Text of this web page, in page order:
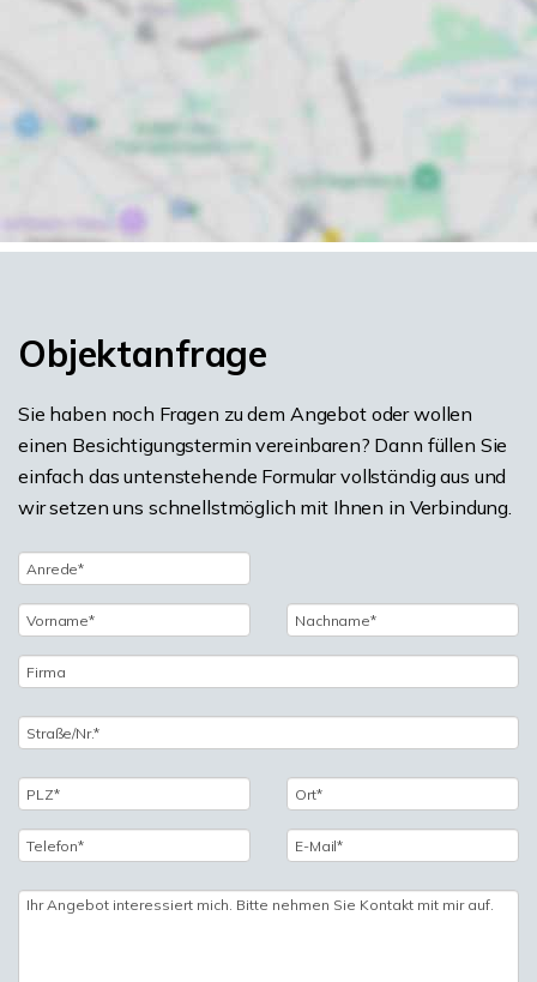
Objektanfrage
Sie haben noch Fragen zu dem Angebot oder wollen
einen Besichtigungstermin vereinbaren? Dann füllen Sie
einfach das untenstehende Formular vollständig aus und
wir setzen uns schnellstmöglich mit Ihnen in Verbindung.